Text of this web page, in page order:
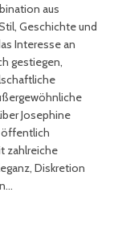
aus
Geschichte und
Interesse an
gestiegen,
Josephine
öffentlich
zahlreiche
Diskretion